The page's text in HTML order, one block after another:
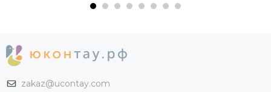
zakaz@ucontay.com